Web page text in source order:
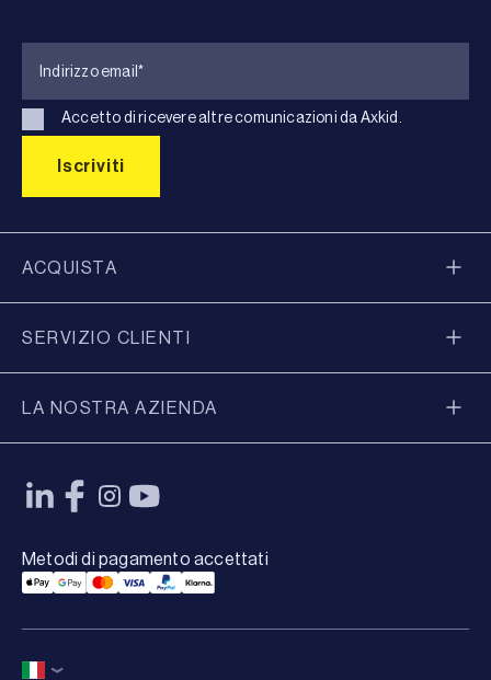
Accetto di ricevere altre comunicazioni da Axkid.
ACQUISTA
SERVIZIO CLIENTI
LA NOSTRA AZIENDA
Metodi di pagamento accettati
Applepay Payment
Googlepay Payment
Mastercard Payment
Visa Payment
Paypal Payment
Klarna Payment